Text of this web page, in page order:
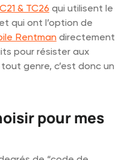
& TC26 qui utilisent le
qui ont l’option de
Rentmandirectement
pour résister aux
genre, c’est donc un
pour mes